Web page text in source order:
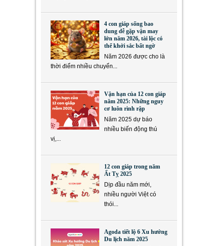
4 con giáp sống bao
dung dễ gặp vận may
lớn năm 2026, tài lộc có
thể khởi sắc bất ngờ
Năm 2026 được cho là
thời điểm nhiều chuyển...
Vận hạn của 12 con giáp
năm 2025: Những nguy
cơ luôn rình rập
Năm 2025 dự báo
nhiều biến động thú
vị,...
12 con giáp trong năm
Ất Tỵ 2025
Dịp đầu năm mới,
nhiều người Việt có
thói...
Agoda tiết lộ 6 Xu hướng
Du lịch năm 2025